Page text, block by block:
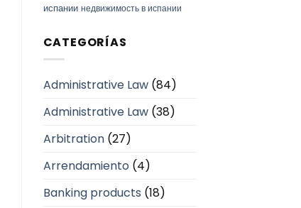
испании недвижимость в испании
CATEGORÍAS
Administrative Law(84)
Administrative Law(38)
Arbitration(27)
Arrendamiento (4)
Banking products (18)